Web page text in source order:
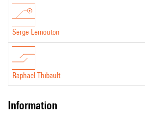
Serge Lemouton
Raphaël Thibault
information